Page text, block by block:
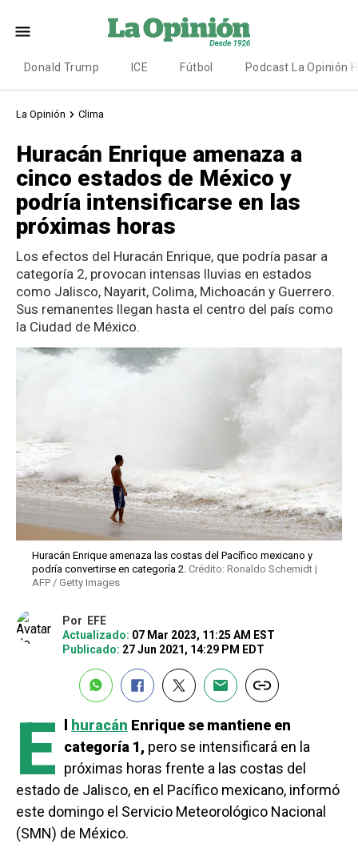
Donald Trump ICE Fútbol Podcast La Opinión
La Opinión Clima
Huracán Enrique amenaza a
cinco estados de México y
podría intensificarse en las
próximas horas
Los efectos del Huracán Enrique, que podría pasar a
categoría 2, provocan intensas lluvias en estados
como Jalisco, Nayarit, Colima, Michoacán y Guerrero.
Sus remanentes llegan hasta el centro del país como
la Ciudad de México.
Huracán Enrique amenaza las costas del Pacífico mexicano y
podría convertirse en categoría 2. Crédito: Ronaldo Schemidt |
AFP / Getty Images
Por
EFE
Actualizado: 07 Mar 2023, 11:25 AM EST
Publicado: 27 Jun 2021, 14:29 PM EDT
E l huracán Enrique se mantiene en
categoría 1, pero se intensificará en la
próximas horas frente a las costas del
estado de Jalisco, en el Pacífico mexicano, informó
este domingo el Servicio Meteorológico Nacional
(SMN) de México.